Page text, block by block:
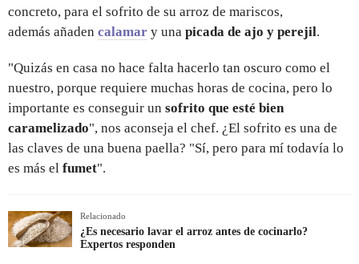
concreto, para el sofrito de su arroz de mariscos,
además añaden calamar y una picada de ajo y perejil.
"Quizás en casa no hace falta hacerlo tan oscuro como el
nuestro, porque requiere muchas horas de cocina, pero lo
importante es conseguir un sofrito que esté bien
caramelizado", nos aconseja el chef. ¿El sofrito es una de
las claves de una buena paella? "Sí, pero para mí todavía lo
es más el fumet".
Relacionado
¿Es necesario lavar el arroz antes de cocinarlo?
Expertos responden